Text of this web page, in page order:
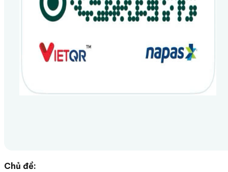
Chủ đề: